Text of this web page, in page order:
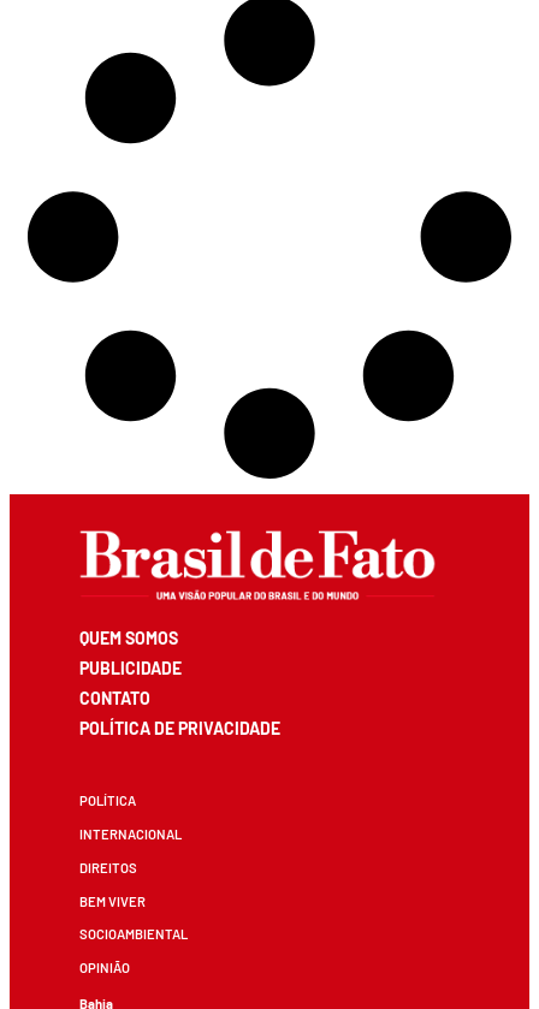
QUEM SOMOS
PUBLICIDADE
CONTATO
POLÍTICA DE PRIVACIDADE
POLÍTICA
INTERNACIONAL
DIREITOS
BEM VIVER
SOCIOAMBIENTAL
OPINIÃO
Bahia